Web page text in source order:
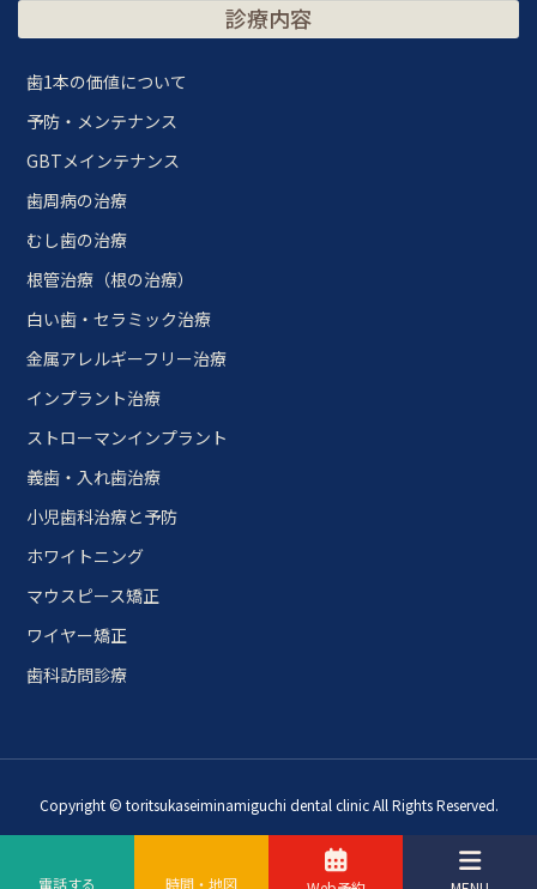
診療内容
歯1本の価値について
予防・メンテナンス
GBTメインテナンス
歯周病の治療
むし歯の治療
根管治療（根の治療）
白い歯・セラミック治療
金属アレルギーフリー治療
インプラント治療
ストローマンインプラント
義歯・入れ歯治療
小児歯科治療と予防
ホワイトニング
マウスピース矯正
ワイヤー矯正
歯科訪問診療
Copyright © toritsukaseiminamiguchi dental clinic All Rights Reserved.
時間・地図
電話する